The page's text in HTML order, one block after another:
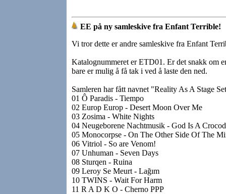
EE på ny samleskive fra Enfant Terrible!
Vi tror dette er andre samleskive fra Enfant
Katalognummeret er ETD01. Er det snakk om
bare er mulig å få tak i ved å laste den ned.
Samleren har fått navnet "Reality As A Stage
01 Ô Paradis - Tiempo
02 Europ Europ - Desert Moon Over Me
03 Zosima - White Nights
04 Neugeborene Nachtmusik - God Is A
05 Monocorpse - On The Other Side Of The
06 Vitriol - So are Venom!
07 Unhuman - Seven Days
08 Sturqen - Ruina
09 Leroy Se Meurt - Lağım
10 TWINS - Wait For Harm
11 R A D K O - Cherno PPP